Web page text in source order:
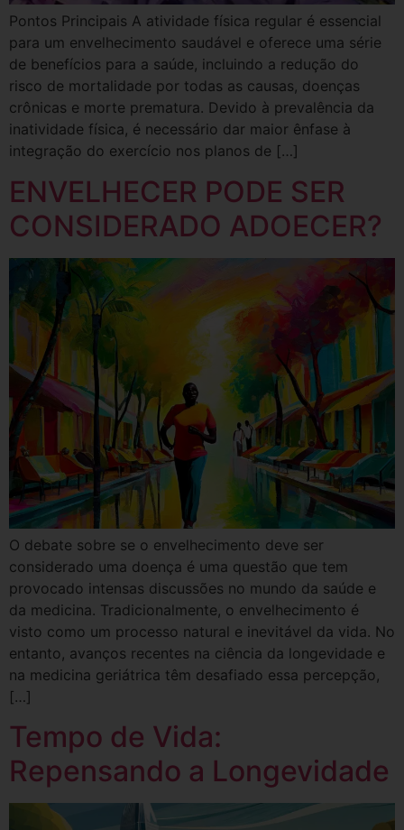
Pontos Principais A atividade física regular é essencial
para um envelhecimento saudável e oferece uma série
de benefícios para a saúde, incluindo a redução do
risco de mortalidade por todas as causas, doenças
crônicas e morte prematura. Devido à prevalência da
inatividade física, é necessário dar maior ênfase à
integração do exercício nos planos de […]
ENVELHECER PODE SER
CONSIDERADO ADOECER?
O debate sobre se o envelhecimento deve ser
considerado uma doença é uma questão que tem
provocado intensas discussões no mundo da saúde e
da medicina. Tradicionalmente, o envelhecimento é
visto como um processo natural e inevitável da vida. No
entanto, avanços recentes na ciência da longevidade e
na medicina geriátrica têm desafiado essa percepção,
[…]
Tempo de Vida:
Repensando a Longevidade